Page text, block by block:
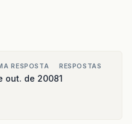
RESPOSTA
out. de 2008
RESPOSTAS
1